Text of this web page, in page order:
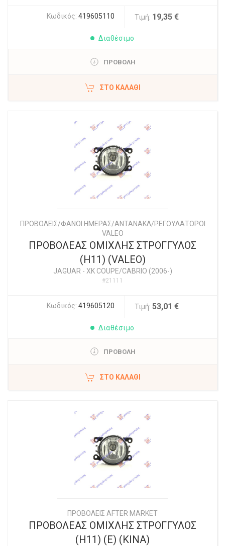
Κωδικός: 419605110 Τιμή: 19,35 €
Διαθέσιμο
ΠΡΟΒΟΛΗ
ΣΤΟ ΚΑΛΆΘΙ
ΠΡΟΒΟΛΕΙΣ/ΦΑΝΟΙ ΗΜΕΡΑΣ/ΑΝΤΑΝΑΚΛ/ΡΕΓΟΥΛΑΤΟΡΟΙ
VALEO
ΠΡΟΒΟΛΕΑΣ ΟΜΙΧΛΗΣ ΣΤΡΟΓΓΥΛΟΣ
(Η11) (VALEO)
JAGUAR - XK COUPE/CABRIO (2006-)
#21111
Κωδικός: 419605120 Τιμή: 53,01 €
Διαθέσιμο
ΠΡΟΒΟΛΗ
ΣΤΟ ΚΑΛΆΘΙ
ΠΡΟΒΟΛΕΙΣ AFTER MARKET
ΠΡΟΒΟΛΕΑΣ ΟΜΙΧΛΗΣ ΣΤΡΟΓΓΥΛΟΣ
(Η11) (Ε) (ΚΙΝΑ)